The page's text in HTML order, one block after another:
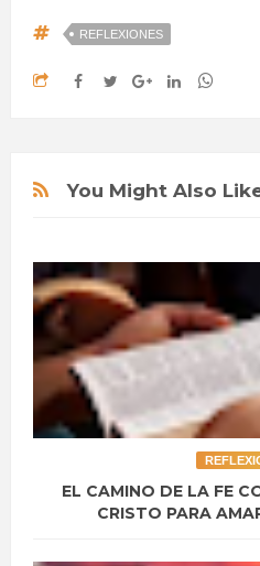
REFLEXIONES
You Might Also
EL CAMINO DE LA FE
CRISTO PARA